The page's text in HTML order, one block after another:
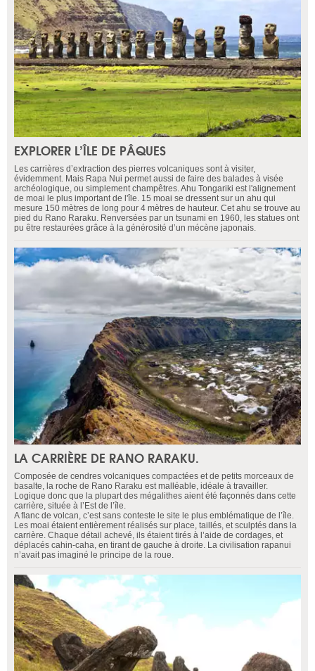
EXPLORER L’ÎLE DE PÂQUES
Les carrières d’extraction des pierres volcaniques sont à visiter,
évidemment. Mais Rapa Nui permet aussi de faire des balades à visée
archéologique, ou simplement champêtres. Ahu Tongariki est l'alignement
de moai le plus important de l'île. 15 moai se dressent sur un ahu qui
mesure 150 mètres de long pour 4 mètres de hauteur. Cet ahu se trouve au
pied du Rano Raraku. Renversées par un tsunami en 1960, les statues ont
pu être restaurées grâce à la générosité d’un mécène japonais.
LA CARRIÈRE DE RANO RARAKU.
Composée de cendres volcaniques compactées et de petits morceaux de
basalte, la roche de Rano Raraku est malléable, idéale à travailler.
Logique donc que la plupart des mégalithes aient été façonnés dans cette
carrière, située à l’Est de l’île.
A flanc de volcan, c’est sans conteste le site le plus emblématique de l’île.
Les moai étaient entièrement réalisés sur place, taillés, et sculptés dans la
carrière. Chaque détail achevé, ils étaient tirés à l’aide de cordages, et
déplacés cahin-caha, en tirant de gauche à droite. La civilisation rapanui
n’avait pas imaginé le principe de la roue.